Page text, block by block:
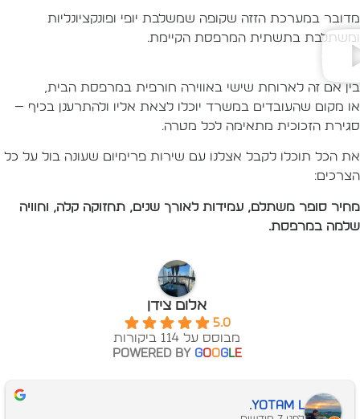
במערכת הזזה שקופה שמשלבת יופי ופונקציונליות
בתשתית המרפסת הקיימת.
אם זה לארוחת שישי באווירה חורפית במרפסת הבית,
מקום שהעובדים במשרד יוכלו לצאת אליו ולהתרענן בכיף —
הזכוכית מתאימה לכל מטרה.
הכל תוכלו לקבל אצלנו עם שירות פרימיום שעונה בול על כל
סופר משתלם, עמידות לאורך שנים, תחזוקה קלה, וחוויה
במרפסת.
אלום צידן
5.0
מבוסס על 114 ביקורות
powered byGoogle
Yotam L.